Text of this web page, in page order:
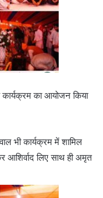
का आयोजन किया
भी कार्यक्रम में शामिल
लिए साथ ही अमृत